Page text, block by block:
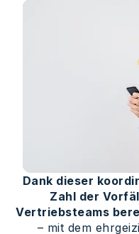
Dank dieser
Zahl der
Vertriebsteams
– mit dem